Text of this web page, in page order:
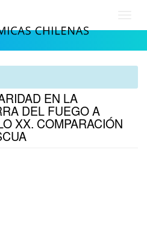
EN LA
DEL FUEGO A
XX. COMPARACIÓN